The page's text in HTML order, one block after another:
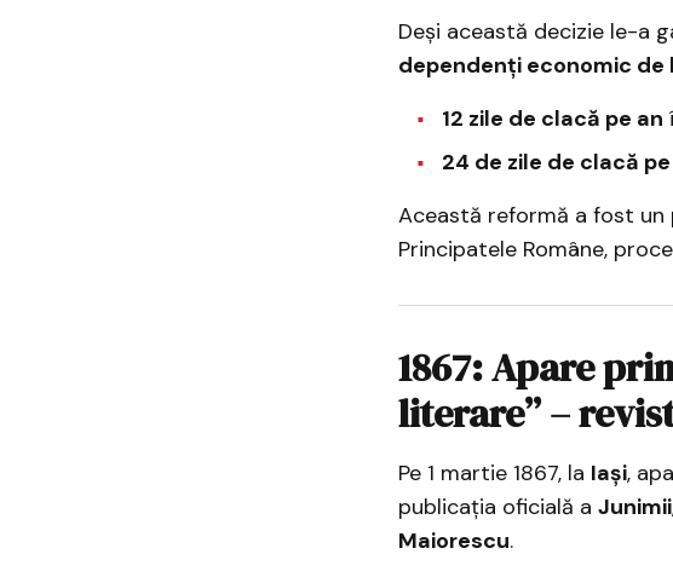
Deși această decizie le-a
dependenți economic de
12 zile de clacă pe an
24 de zile de clacă
Această reformă a fost un
Principatele Române,
1867: Apare
literare” –
Pe 1 martie 1867, la Iași,
publicația oficială a Junimii
Maiorescu.